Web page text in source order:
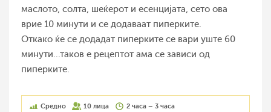
маслото, солта, шеќерот и есенцијата, сето ова
врие 10 минути и се додаваат пиперките.
Откако ќе се додадат пиперките се вари уште 60
минути...таков е рецептот ама се зависи од
пиперките.
Средно 10 лица 2 часа – 3 часа